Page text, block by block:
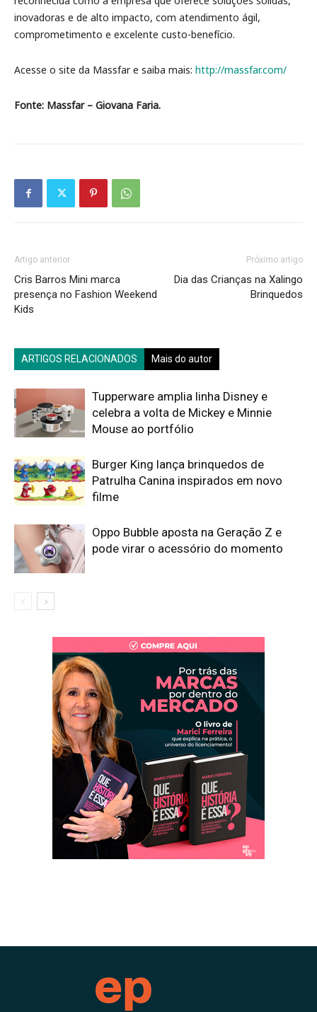
inovadoras e de alto impacto, com atendimento ágil,
comprometimento e excelente custo-benefício.
Acesse o site da Massfar e saiba mais: http://massfar.com/
Fonte: Massfar – Giovana Faria.
Artigo anterior
Cris Barros Mini marca
presença no Fashion Weekend
Kids
Próximo artigo
Dia das Crianças na Xalingo
Brinquedos
ARTIGOS RELACIONADOS Mais do autor
Tupperware amplia linha Disney e
celebra a volta de Mickey e Minnie
Mouse ao portfólio
Burger King lança brinquedos de
Patrulha Canina inspirados em novo
filme
Oppo Bubble aposta na Geração Z e
pode virar o acessório do momento